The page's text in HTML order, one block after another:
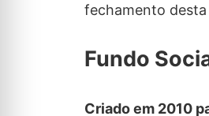
fechamento
Fundo
Criado em 2010